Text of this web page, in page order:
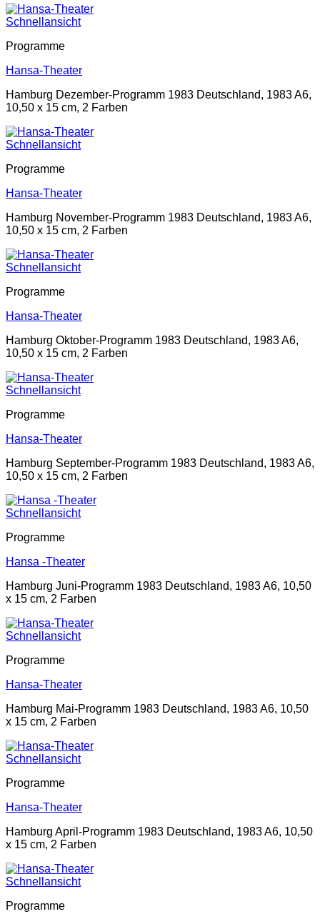
Schnellansicht
Programme
Hansa-Theater
Hamburg Dezember-Programm 1983 Deutschland, 1983 A6,
10,50 x 15 cm, 2 Farben
Schnellansicht
Programme
Hansa-Theater
Hamburg November-Programm 1983 Deutschland, 1983 A6,
10,50 x 15 cm, 2 Farben
Schnellansicht
Programme
Hansa-Theater
Hamburg Oktober-Programm 1983 Deutschland, 1983 A6,
10,50 x 15 cm, 2 Farben
Schnellansicht
Programme
Hansa-Theater
Hamburg September-Programm 1983 Deutschland, 1983 A6,
10,50 x 15 cm, 2 Farben
Schnellansicht
Programme
Hansa -Theater
Hamburg Juni-Programm 1983 Deutschland, 1983 A6, 10,50
x 15 cm, 2 Farben
Schnellansicht
Programme
Hansa-Theater
Hamburg Mai-Programm 1983 Deutschland, 1983 A6, 10,50
x 15 cm, 2 Farben
Schnellansicht
Programme
Hansa-Theater
Hamburg April-Programm 1983 Deutschland, 1983 A6, 10,50
x 15 cm, 2 Farben
Schnellansicht
Programme